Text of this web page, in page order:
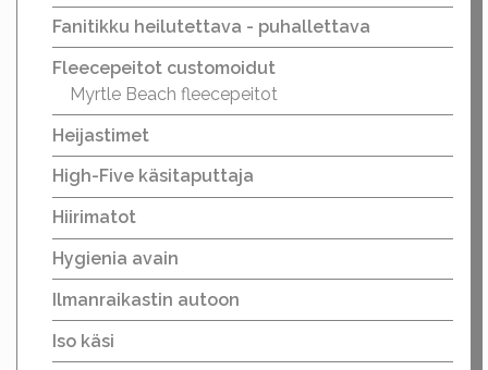
Fanitikku heilutettava - puhallettava
Fleecepeitot customoidut
Myrtle Beach fleecepeitot
Heijastimet
High-Five käsitaputtaja
Hiirimatot
Hygienia avain
Ilmanraikastin autoon
Iso käsi